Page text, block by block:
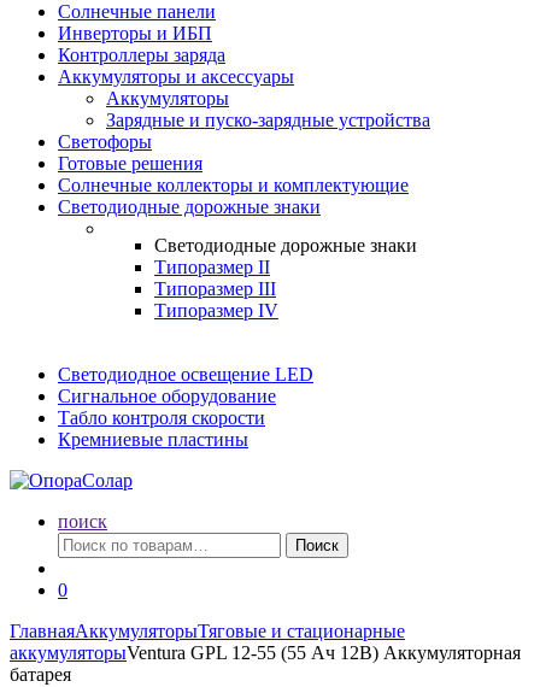
Солнечные панели
Инверторы и ИБП
Контроллеры заряда
Аккумуляторы и аксессуары
Аккумуляторы
Зарядные и пуско-зарядные устройства
Светофоры
Готовые решения
Солнечные коллекторы и комплектующие
Светодиодные дорожные знаки
Светодиодные дорожные знаки
Типоразмер II
Типоразмер III
Типоразмер IV
Светодиодное освещение LED
Сигнальное оборудование
Табло контроля скорости
Кремниевые пластины
поиск
Искать:
Поиск
0
ГлавнаяАккумуляторыТяговые и стационарные
аккумуляторыVentura GPL 12-55 (55 Ач 12В) Аккумуляторная
батарея